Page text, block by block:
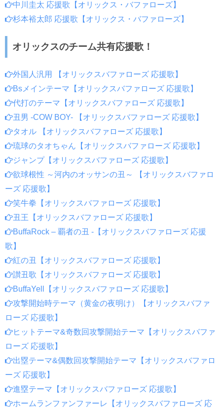
中川圭太 応援歌【オリックス・バファローズ】
杉本裕太郎 応援歌【オリックス・バファローズ】
オリックスのチーム共有応援歌！
外国人汎用 【オリックスバファローズ 応援歌】
Bsメインテーマ【オリックスバファローズ 応援歌】
代打のテーマ【オリックスバファローズ 応援歌】
丑男 -COW BOY- 【オリックスバファローズ 応援歌】
タオル 【オリックスバファローズ 応援歌】
琉球のタオちゃん【オリックスバファローズ 応援歌】
ジャンプ【オリックスバファローズ 応援歌】
欲球根性 ～河内のオッサンの丑～ 【オリックスバファロ
ーズ 応援歌】
笑牛拳【オリックスバファローズ 応援歌】
丑王【オリックスバファローズ 応援歌】
BuffaRock – 覇者の丑 -【オリックスバファローズ 応援
歌】
紅の丑【オリックスバファローズ 応援歌】
讃丑歌【オリックスバファローズ 応援歌】
BuffaYell【オリックスバファローズ 応援歌】
攻撃開始時テーマ（黄金の夜明け）【オリックスバファ
ローズ 応援歌】
ヒットテーマ&奇数回攻撃開始テーマ【オリックスバファ
ローズ 応援歌】
出塁テーマ&偶数回攻撃開始テーマ【オリックスバファロ
ーズ 応援歌】
進塁テーマ【オリックスバファローズ 応援歌】
ホームランファンファーレ【オリックスバファローズ 応